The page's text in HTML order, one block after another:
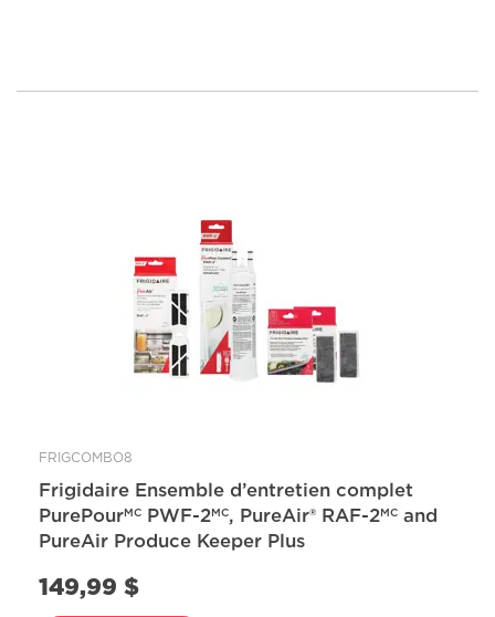
FRIGCOMBO8
Frigidaire Ensemble d’entretien complet
PurePourMC PWF-2MC, PureAir® RAF-2MC and
PureAir Produce Keeper Plus
149,99 $